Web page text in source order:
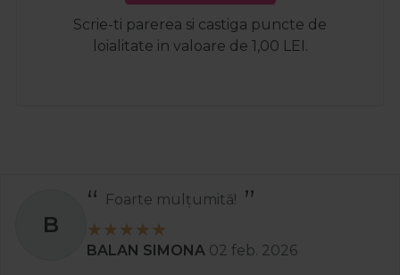
Scrie-ti parerea si castiga puncte de
loialitate in valoare de 1,00 LEI.
Stanciu Aura